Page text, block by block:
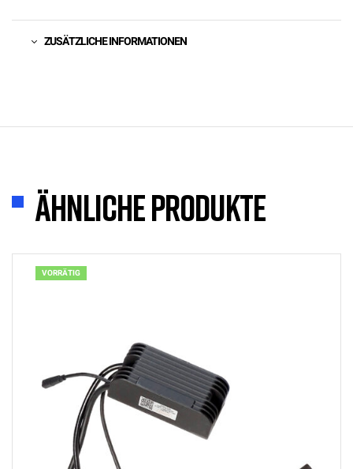
ZUSÄTZLICHE INFORMATIONEN
Ähnliche Produkte
VORRÄTIG